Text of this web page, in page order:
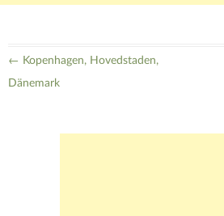
Beitragsnavigation
← Kopenhagen, Hovedstaden,
Dänemark